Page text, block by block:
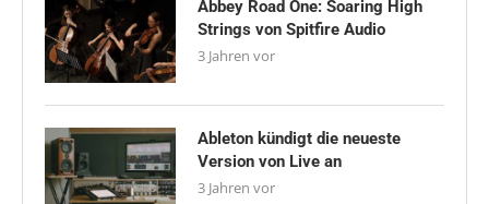
Abbey Road One: Soaring High
Strings von Spitfire Audio
3 Jahren vor
Ableton kündigt die neueste
Version von Live an
3 Jahren vor